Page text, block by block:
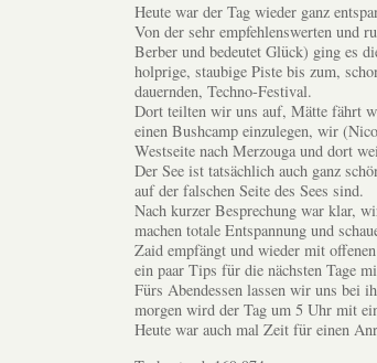
Heute war der Tag wieder ganz
Von der sehr empfehlenswerten und
Berber und bedeutet Glück) ging es
holprige, staubige Piste bis zum,
dauernden, Techno-Festival.
Dort teilten wir uns auf, Mätte fährt
einen Bushcamp einzulegen, wir
Westseite nach Merzouga und dort
Der See ist tatsächlich auch ganz
auf der falschen Seite des Sees sind.
Nach kurzer Besprechung war klar,
machen totale Entspannung und
Zaid empfängt und wieder mit
ein paar Tips für die nächsten Tage
Fürs Abendessen lassen wir uns bei
morgen wird der Tag um 5 Uhr mit
Heute war auch mal Zeit für einen